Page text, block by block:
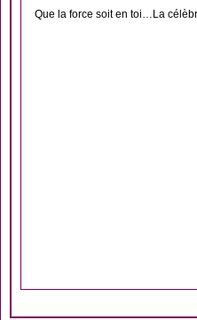
Que la force soit en toi…La